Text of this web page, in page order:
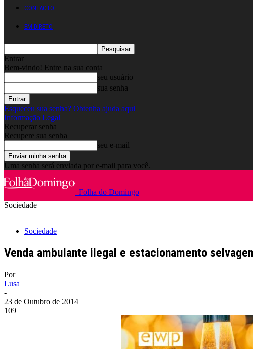
CONTACTO
EM DIRETO
Entrar
Bem-vindo! Entre na sua conta
seu usuário
sua senha
Esqueceu sua senha? Obtenha ajuda aqui
Informação Legal
Recuperar senha
Recupere sua senha
seu e-mail
Uma senha será enviada por e-mail para você.
Folha do Domingo
Sociedade
Sociedade
Venda ambulante ilegal e estacionamento
Por
Lusa
-
23 de Outubro de 2014
109